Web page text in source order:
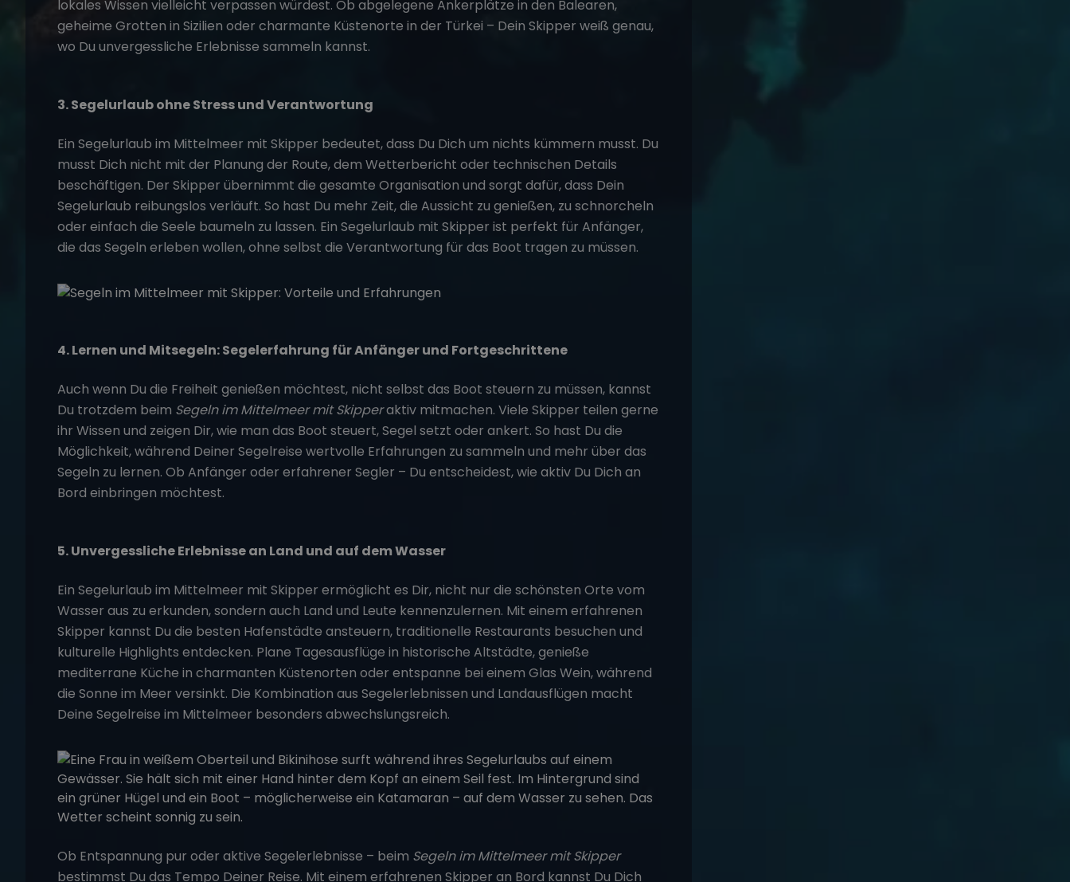
lokales Wissen vielleicht verpassen würdest. Ob abgelegene Ankerplätze in den Balearen,
geheime Grotten in Sizilien oder charmante Küstenorte in der Türkei – Dein Skipper weiß genau,
wo Du unvergessliche Erlebnisse sammeln kannst.
3. Segelurlaub ohne Stress und Verantwortung
Ein Segelurlaub im Mittelmeer mit Skipper bedeutet, dass Du Dich um nichts kümmern musst. Du
musst Dich nicht mit der Planung der Route, dem Wetterbericht oder technischen Details
beschäftigen. Der Skipper übernimmt die gesamte Organisation und sorgt dafür, dass Dein
Segelurlaub reibungslos verläuft. So hast Du mehr Zeit, die Aussicht zu genießen, zu schnorcheln
oder einfach die Seele baumeln zu lassen. Ein Segelurlaub mit Skipper ist perfekt für Anfänger,
die das Segeln erleben wollen, ohne selbst die Verantwortung für das Boot tragen zu müssen.
4. Lernen und Mitsegeln: Segelerfahrung für Anfänger und Fortgeschrittene
Auch wenn Du die Freiheit genießen möchtest, nicht selbst das Boot steuern zu müssen, kannst
Du trotzdem beim Segeln im Mittelmeer mit Skipperaktiv mitmachen. Viele Skipper teilen gerne
ihr Wissen und zeigen Dir, wie man das Boot steuert, Segel setzt oder ankert. So hast Du die
Möglichkeit, während Deiner Segelreise wertvolle Erfahrungen zu sammeln und mehr über das
Segeln zu lernen. Ob Anfänger oder erfahrener Segler – Du entscheidest, wie aktiv Du Dich an
Bord einbringen möchtest.
5. Unvergessliche Erlebnisse an Land und auf dem Wasser
Ein Segelurlaub im Mittelmeer mit Skipper ermöglicht es Dir, nicht nur die schönsten Orte vom
Wasser aus zu erkunden, sondern auch Land und Leute kennenzulernen. Mit einem erfahrenen
Skipper kannst Du die besten Hafenstädte ansteuern, traditionelle Restaurants besuchen und
kulturelle Highlights entdecken. Plane Tagesausflüge in historische Altstädte, genieße
mediterrane Küche in charmanten Küstenorten oder entspanne bei einem Glas Wein, während
die Sonne im Meer versinkt. Die Kombination aus Segelerlebnissen und Landausflügen macht
Deine Segelreise im Mittelmeer besonders abwechslungsreich.
Ob Entspannung pur oder aktive Segelerlebnisse – beim Segeln im Mittelmeer mit Skipper
bestimmst Du das Tempo Deiner Reise. Mit einem erfahrenen Skipper an Bord kannst Du Dich